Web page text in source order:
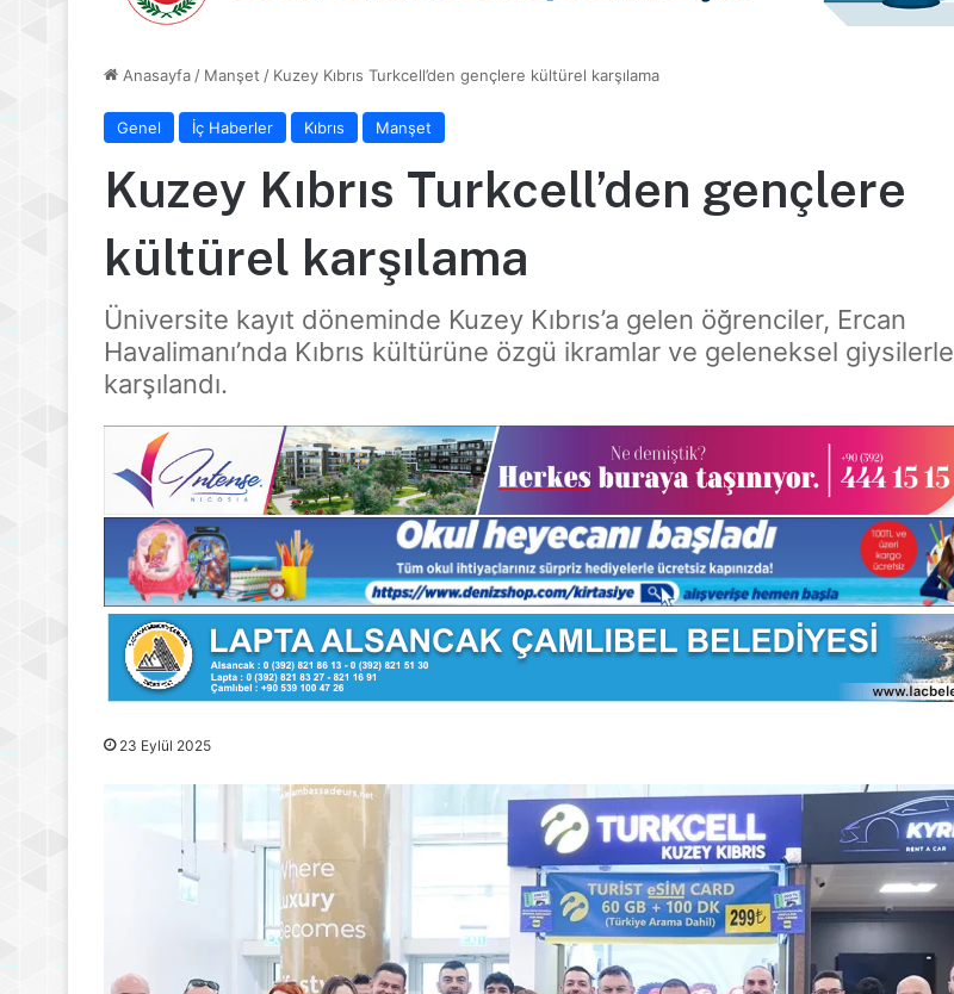
Anasayfa / Manşet / Kuzey Kıbrıs Turkcell’den gençlere kültürel karşılama
Genel İç Haberler Kıbrıs Manşet
Kuzey Kıbrıs Turkcell’den gençlere
kültürel karşılama
Üniversite kayıt döneminde Kuzey Kıbrıs’a gelen öğrenciler, Ercan
Havalimanı’nda Kıbrıs kültürüne özgü ikramlar ve geleneksel giysilerle
karşılandı.
23 Eylül 2025